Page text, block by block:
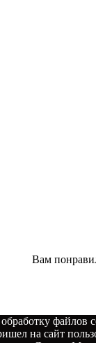
Вам
на сайт